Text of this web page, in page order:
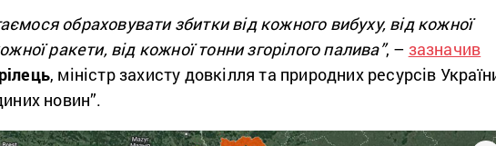
обраховувати збитки від кожного вибуху, від кожної
ракети, від кожної тонни згорілого палива”, – зазначив
, міністр захисту довкілля та природних ресурсів
новин”.